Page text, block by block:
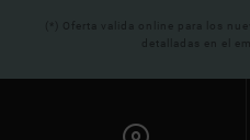
(*) Oferta valida online para los
detalladas en el